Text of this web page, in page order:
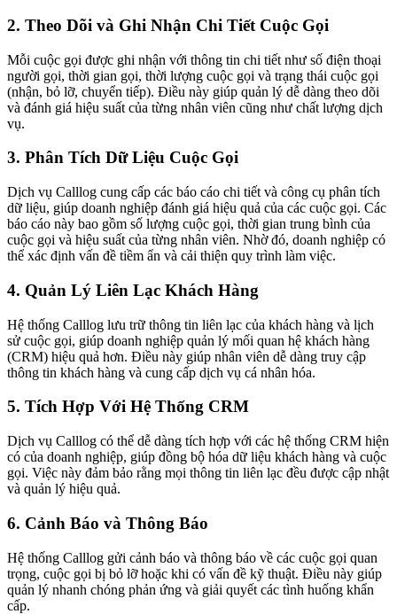
2. Theo Dõi và Ghi Nhận Chi Tiết Cuộc Gọi
Mỗi cuộc gọi được ghi nhận với thông tin chi tiết như số điện thoại
người gọi, thời gian gọi, thời lượng cuộc gọi và trạng thái cuộc gọi
(nhận, bỏ lỡ, chuyển tiếp). Điều này giúp quản lý dễ dàng theo dõi
và đánh giá hiệu suất của từng nhân viên cũng như chất lượng dịch
vụ.
3. Phân Tích Dữ Liệu Cuộc Gọi
Dịch vụ Calllog cung cấp các báo cáo chi tiết và công cụ phân tích
dữ liệu, giúp doanh nghiệp đánh giá hiệu quả của các cuộc gọi. Các
báo cáo này bao gồm số lượng cuộc gọi, thời gian trung bình của
cuộc gọi và hiệu suất của từng nhân viên. Nhờ đó, doanh nghiệp có
thể xác định vấn đề tiềm ẩn và cải thiện quy trình làm việc.
4. Quản Lý Liên Lạc Khách Hàng
Hệ thống Calllog lưu trữ thông tin liên lạc của khách hàng và lịch
sử cuộc gọi, giúp doanh nghiệp quản lý mối quan hệ khách hàng
(CRM) hiệu quả hơn. Điều này giúp nhân viên dễ dàng truy cập
thông tin khách hàng và cung cấp dịch vụ cá nhân hóa.
5. Tích Hợp Với Hệ Thống CRM
Dịch vụ Calllog có thể dễ dàng tích hợp với các hệ thống CRM hiện
có của doanh nghiệp, giúp đồng bộ hóa dữ liệu khách hàng và cuộc
gọi. Việc này đảm bảo rằng mọi thông tin liên lạc đều được cập nhật
và quản lý hiệu quả.
6. Cảnh Báo và Thông Báo
Hệ thống Calllog gửi cảnh báo và thông báo về các cuộc gọi quan
trọng, cuộc gọi bị bỏ lỡ hoặc khi có vấn đề kỹ thuật. Điều này giúp
quản lý nhanh chóng phản ứng và giải quyết các tình huống khẩn
cấp.